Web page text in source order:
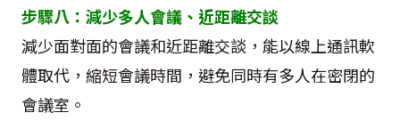
步驟八：減少多人會議、近距離交談
減少面對面的會議和近距離交談，能以線上通訊軟
體取代，縮短會議時間，避免同時有多人在密閉的
會議室。